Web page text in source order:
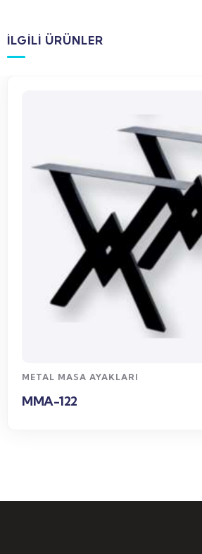
İLGILI ÜRÜNLER
WhatsApp Sipariş
METAL MASA AYAKLARI
MMA-122